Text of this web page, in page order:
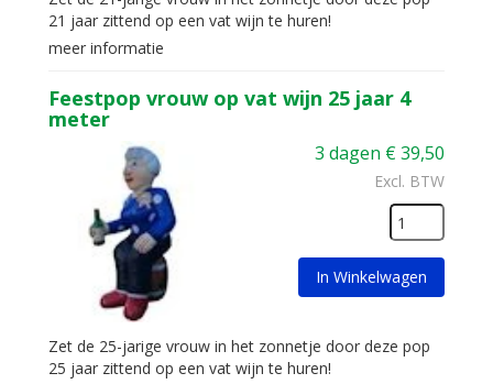
21 jaar zittend op een vat wijn te huren!
meer informatie
Feestpop vrouw op vat wijn 25 jaar 4
meter
3 dagen €39,50
Excl. BTW
In Winkelwagen
Zet de 25-jarige vrouw in het zonnetje door deze pop
25 jaar zittend op een vat wijn te huren!